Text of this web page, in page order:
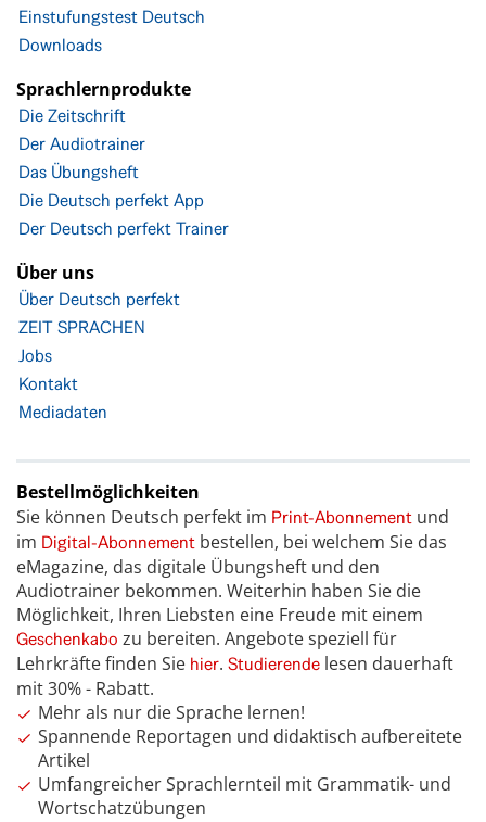
Einstufungstest Deutsch
Downloads
Sprachlernprodukte
Die Zeitschrift
Der Audiotrainer
Das Übungsheft
Die Deutsch perfekt App
Der Deutsch perfekt Trainer
Über uns
Über Deutsch perfekt
ZEIT SPRACHEN
Jobs
Kontakt
Mediadaten
Bestellmöglichkeiten
Sie können Deutsch perfekt im Print-Abonnement und
im Digital-Abonnement bestellen, bei welchem Sie das
eMagazine, das digitale Übungsheft und den
Audiotrainer bekommen. Weiterhin haben Sie die
Möglichkeit, Ihren Liebsten eine Freude mit einem
Geschenkabo zu bereiten. Angebote speziell für
Lehrkräfte finden Sie hier. Studierende lesen dauerhaft
mit 30% - Rabatt.
Mehr als nur die Sprache lernen!
Spannende Reportagen und didaktisch aufbereitete
Artikel
Umfangreicher Sprachlernteil mit Grammatik- und
Wortschatzübungen